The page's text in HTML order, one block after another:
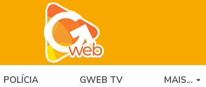
POLÍCIA GWEB TV MAIS…